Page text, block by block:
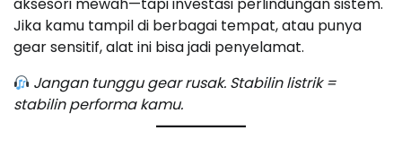
Jika kamu tampil di berbagai tempat, atau punya
gear sensitif, alat ini bisa jadi penyelamat.
Jangan tunggu gear rusak. Stabilin listrik =
stabilin performa kamu.